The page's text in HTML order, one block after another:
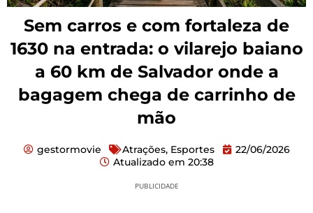
Sem carros e com fortaleza de
1630 na entrada: o vilarejo baiano
a 60 km de Salvador onde a
bagagem chega de carrinho de
mão
gestormovie Atrações, Esportes
22/06/2026
Atualizado em 20:38
PUBLICIDADE